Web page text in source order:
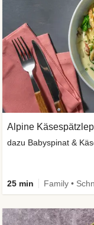
Alpine
dazu Babyspinat &
25 min Family •